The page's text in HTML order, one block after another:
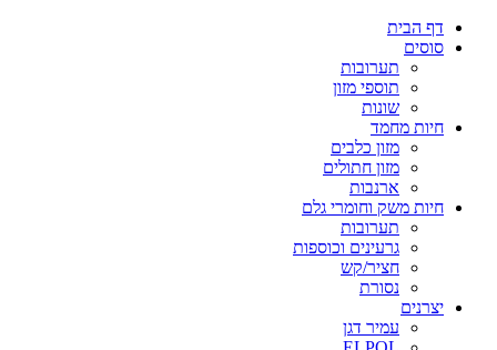
דף הבית
סוסים
תערובות
תוספי מזון
שונות
חיות מחמד
מזון כלבים
מזון חתולים
ארנבות
חיות משק וחומרי גלם
תערובות
גרעינים וכוספות
חציר/קש
נסורת
יצרנים
עמיר דגן